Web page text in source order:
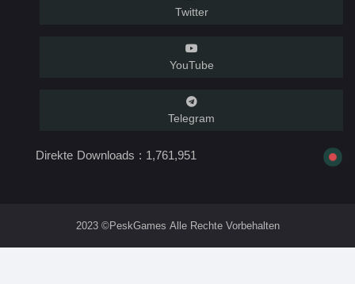
Twitter
YouTube
Telegram
Direkte Downloads : 1,761,951
2023 ©PeskGames Alle Rechte Vorbehalten